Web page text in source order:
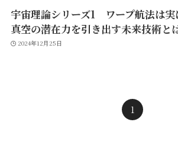
宇宙理論シリーズ1 ワープ航法は
真空の潜在力を引き出す未来技術と
2024年12月25日
1